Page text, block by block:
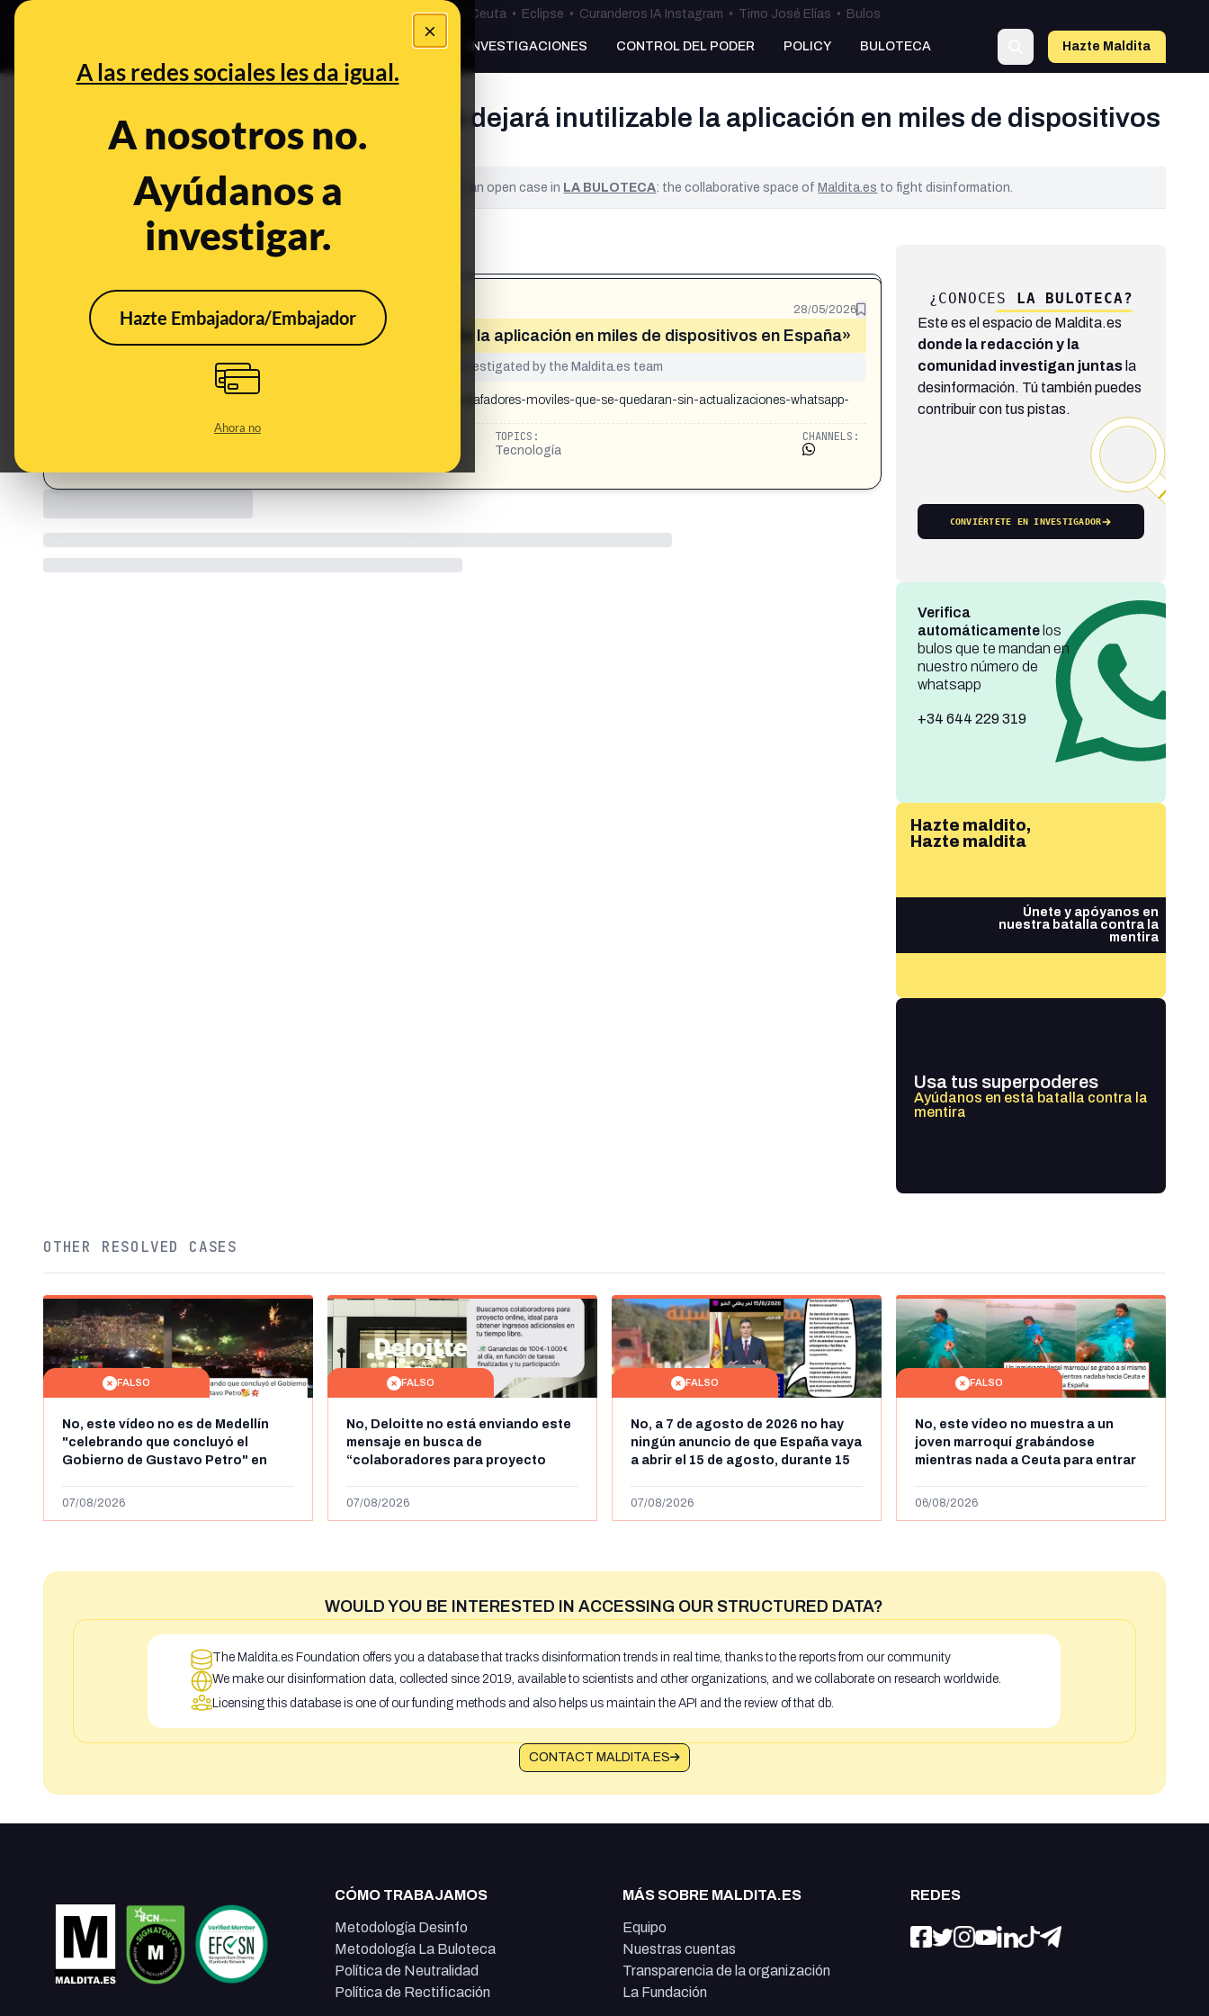
×
A las redes sociales les da igual.
A nosotros no.
Ayúdanos a
investigar.
Hazte Embajadora/Embajador
Ahora no
Especial Ceuta•Bulos Ceuta • Eclipse • Curanderos IA Instagram • Timo José Elías • Bulos
PREBUNKING INVESTIGACIONES CONTROL DEL PODER POLICY BULOTECA Hazte Maldita
¿A partir del 1 de junio, WhatsApp dejará inutilizable la aplicación en miles de dispositivos
en España?
This content has NOT yet been verified. It is an open case in LA BULOTECA: the collaborative space ofMaldita.es to fight disinformation.
What's being said: 28/05/2026
«A partir del 1 de junio, WhatsApp dejará inutilizable la aplicación en miles de dispositivos en España»
This content has not yet been investigated by the Maldita.es team
https://computerhoy.20minutos.es/moviles/seran-un-chollo-para-los-estafadores-moviles-que-se-quedaran-sin-actualizaciones-whatsapp-
TOPICS:
Tecnología
CHANNELS:
¿CONOCES LA BULOTECA?
Este es el espacio de Maldita.es
donde la redacción y la
comunidad investigan juntasla
desinformación. Tú también puedes
contribuir con tus pistas.
CONVIÉRTETE EN INVESTIGADOR
Verifica
automáticamentelos
bulos que te mandan en
nuestro número de
whatsapp
+34 644 229 319
Hazte maldito,
Hazte maldita
Únete y apóyanos en
nuestra batalla contra la
mentira
Usa tus superpoderes
Ayúdanos en esta batalla contra la
mentira
OTHER RESOLVED CASES
FALSO
No, este vídeo no es de Medellín
"celebrando que concluyó el
Gobierno de Gustavo Petro" en
de 2024
07/08/2026
FALSO
No, Deloitte no está enviando este
mensaje en busca de
“colaboradores para proyecto
1.000 euros al día: es un timo
07/08/2026
FALSO
No, a 7 de agosto de 2026 no hay
ningún anuncio de que España vaya
a abrir el 15 de agosto, durante 15
y Ceuta
07/08/2026
FALSO
No, este vídeo no muestra a un
joven marroquí grabándose
mientras nada a Ceuta para entrar
más de 450km de Ceuta y el autor lo
06/08/2026
WOULD YOU BE INTERESTED IN ACCESSING OUR STRUCTURED DATA?
The Maldita.es Foundation offers you a database that tracks disinformation trends in real time, thanks to the reports from our community
We make our disinformation data, collected since 2019, available to scientists and other organizations, and we collaborate on research worldwide.
Licensing this database is one of our funding methods and also helps us maintain the API and the review of that db.
CONTACT MALDITA.ES
CÓMO TRABAJAMOS
Metodología Desinfo
Metodología La Buloteca
Política de Neutralidad
Política de Rectificación
MÁS SOBRE MALDITA.ES
Equipo
Nuestras cuentas
Transparencia de la organización
La Fundación
REDES